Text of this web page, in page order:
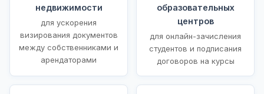
недвижимости
для ускорения
визирования документов
между собственниками и
арендаторами
образовательных
центров
для онлайн-зачисления
студентов и подписания
договоров на курсы